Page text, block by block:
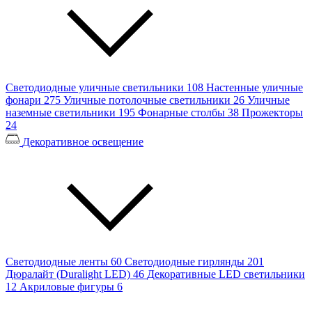
Светодиодные уличные светильники 108 Настенные уличные
фонари 275 Уличные потолочные светильники 26 Уличные
наземные светильники 195 Фонарные столбы 38 Прожекторы
24
Декоративное освещение
Светодиодные ленты 60 Светодиодные гирлянды 201
Дюралайт (Duralight LED) 46 Декоративные LED светильники
12 Акриловые фигуры 6